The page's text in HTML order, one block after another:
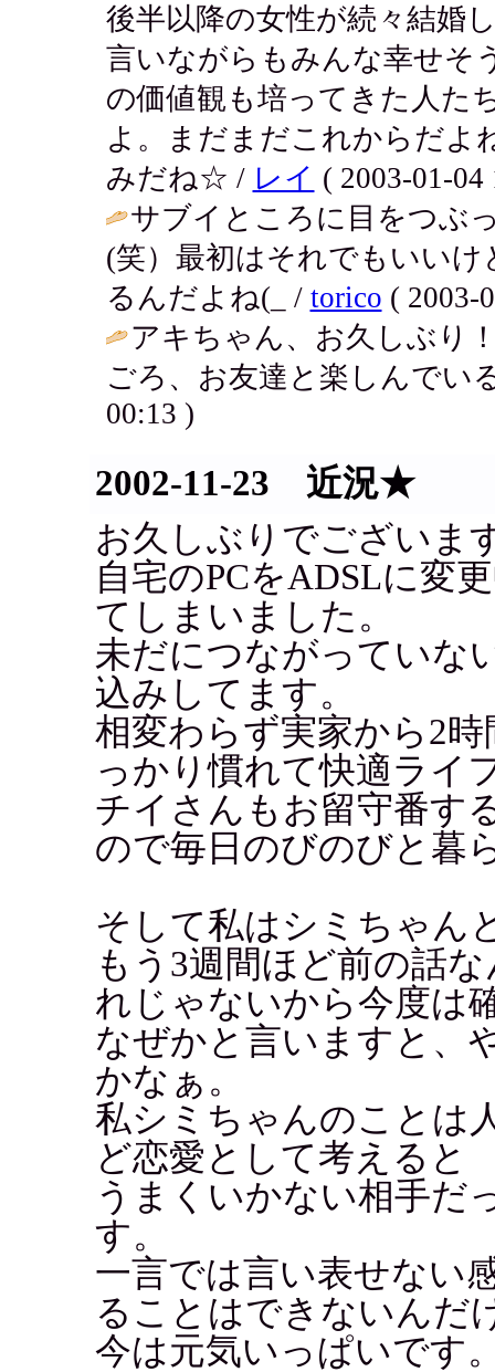
後半以降の女性が続々結婚
言いながらもみんな幸せそ
の価値観も培ってきた人た
よ。まだまだこれからだよ
みだね☆ / レイ ( 2003-01-04
サブイところに目をつぶ
(笑）最初はそれでもいい
るんだよね(_ / torico ( 2003-
アキちゃん、お久しぶり
ごろ、お友達と楽しんでい
00:13 )
2002-11-23 近況★
お久しぶりでございま
自宅のPCをADSLに変
てしまいました。
未だにつながっていな
込みしてます。
相変わらず実家から2
っかり慣れて快適ライ
チイさんもお留守番す
ので毎日のびのびと暮
そして私はシミちゃん
もう3週間ほど前の話
れじゃないから今度は
なぜかと言いますと、
かなぁ。
私シミちゃんのことは
ど恋愛として考えると
うまくいかない相手だ
す。
一言では言い表せない
ることはできないんだ
今は元気いっぱいです